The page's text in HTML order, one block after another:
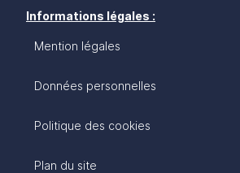
Informations légales :
Mention légales
Données personnelles
Politique des cookies
Plan du site